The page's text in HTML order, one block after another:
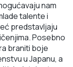
nam
talente i
predstavljaju
Posebno
braniti boje
u Japanu, a